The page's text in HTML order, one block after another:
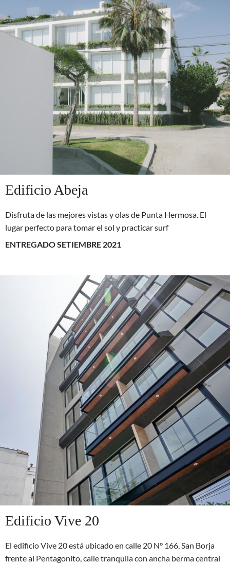
Edificio Abeja
Disfruta de las mejores vistas y olas de Punta Hermosa. El
lugar perfecto para tomar el sol y practicar surf
ENTREGADO SETIEMBRE 2021
Edificio Vive 20
El edificio Vive 20 está ubicado en calle 20 N° 166, San Borja
frente al Pentagonito, calle tranquila con ancha berma central